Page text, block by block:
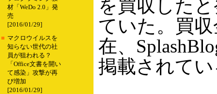
材「WeDo 2.0」発
売
[2016/01/29]
■ マクロウイルスを
知らない世代の社
員が狙われる？
「Office文書を開い
て感染」攻撃が再
び増加
[2016/01/29]
を買収したと
ていた。買
在、
掲載されて